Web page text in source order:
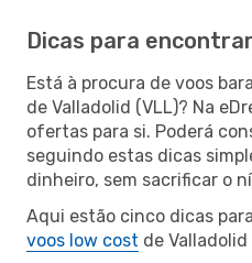
Dicas para
Está à procura de voos
de Valladolid (VLL)? Na
ofertas para si. Poderá
seguindo estas dicas
dinheiro, sem sacrificar o
Aqui estão cinco dicas
voos low cost de